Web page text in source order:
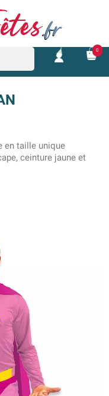
0
en taille unique
ceinture jaune et